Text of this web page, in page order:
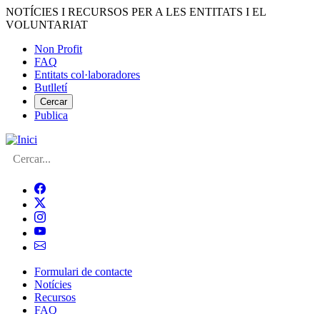
Vés
al
NOTÍCIES I RECURSOS PER A LES ENTITATS I EL
VOLUNTARIAT
Menú
del
compte
d'usuari
Non Profit
FAQ
Entitats col·laboradores
Butlletí
Cercar
Publica
Cerca
Navegació
principal
Formulari de contacte
Notícies
Recursos
FAQ